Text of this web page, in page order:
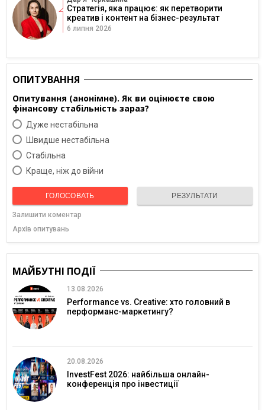
Стратегія, яка працює: як перетворити
креатив і контент на бізнес-результат
6 липня 2026
ОПИТУВАННЯ
Опитування (анонімне). Як ви оцінюєте свою
фінансову стабільність зараз?
Дуже нестабільна
Швидше нестабільна
Cтабільна
Краще, ніж до війни
ГОЛОСОВАТЬ РЕЗУЛЬТАТИ
Залишити коментар
Архів опитувань
МАЙБУТНІ ПОДІЇ
13.08.2026
Performance vs. Creative: хто головний в
перформанс-маркетингу?
20.08.2026
InvestFest 2026: найбільша онлайн-
конференція про інвестиції